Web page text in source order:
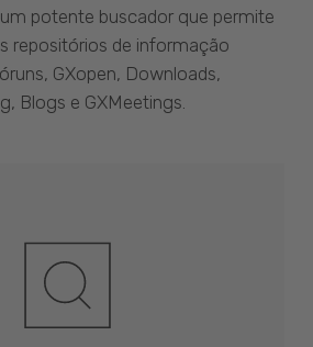
potente buscador que permite
repositórios de informação
GXopen, Downloads,
Blogs e GXMeetings.